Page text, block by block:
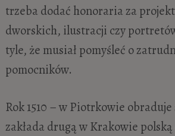
trzeba dodać honoraria za
dworskich, ilustracji czy
tyle, że musiał pomyśleć o
pomocników.
Rok 1510 – w Piotrkowie
zakłada drugą w Krakowie